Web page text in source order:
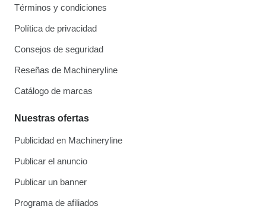
Términos y condiciones
Política de privacidad
Consejos de seguridad
Reseñas de Machineryline
Catálogo de marcas
Nuestras ofertas
Publicidad en Machineryline
Publicar el anuncio
Publicar un banner
Programa de afiliados